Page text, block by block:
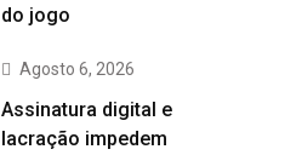
do jogo
Agosto 6, 2026
Assinatura digital e
lacração impedem